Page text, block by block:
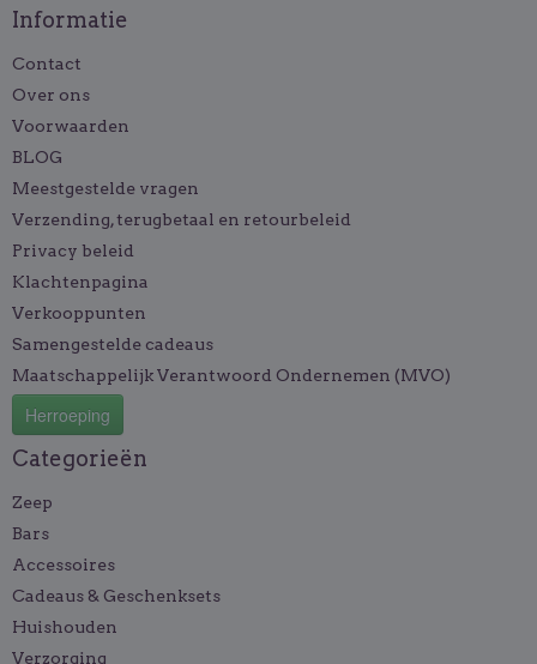
Informatie
Contact
Over ons
Voorwaarden
BLOG
Meestgestelde vragen
Verzending, terugbetaal en retourbeleid
Privacy beleid
Klachtenpagina
Verkooppunten
Samengestelde cadeaus
Maatschappelijk Verantwoord Ondernemen (MVO)
Herroeping
Categorieën
Zeep
Bars
Accessoires
Cadeaus & Geschenksets
Huishouden
Verzorging